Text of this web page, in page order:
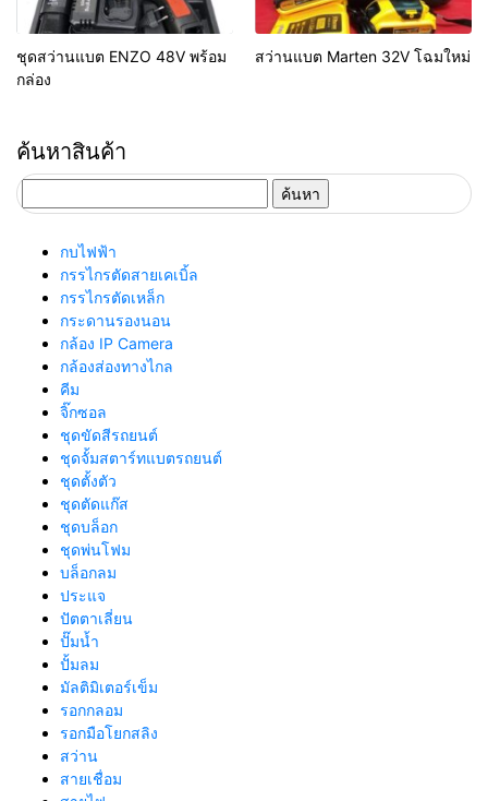
ชุดสว่านแบต ENZO 48V พร้อม
กล่อง
สว่านแบต Marten 32V โฉมใหม่
ค้นหาสินค้า
สำหรับ:
กบไฟฟ้า
กรรไกรตัดสายเคเบิ้ล
กรรไกรตัดเหล็ก
กระดานรองนอน
กล้อง IP Camera
กล้องส่องทางไกล
คีม
จิ๊กซอล
ชุดขัดสีรถยนต์​
ชุดจั้มสตาร์ทแบตรถยนต์
ชุดตั้งตัว
ชุดตัดแก๊ส
ชุดบล็อก
ชุดพ่นโฟม
บล็อกลม
ประแจ
ปัตตาเลี่ยน
ปั๊มน้ำ
ปั้มลม
มัลติมิเตอร์เข็ม
รอกกลอม
รอกมือโยกสลิง
สว่าน
สายเชื่อม